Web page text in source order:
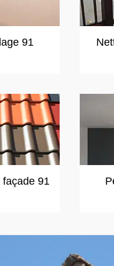
91
façade 91